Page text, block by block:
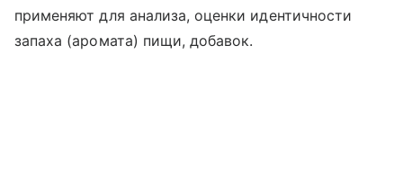
применяют для анализа, оценки идентичности
запаха (аромата) пищи, добавок.